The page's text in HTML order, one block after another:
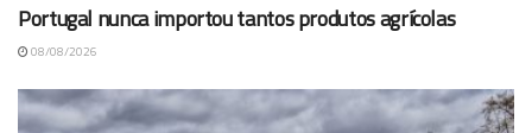
Portugal nunca importou tantos produtos agrícolas
08/08/2026